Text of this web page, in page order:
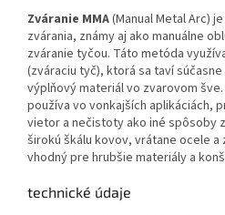
Zváranie MMA(Manual Metal Arc)
zvárania, známy aj ako manuálne
zváranie tyčou. Táto metóda
(zváraciu tyč), ktorá sa taví
výplňový materiál vo zvarovom šve.
používa vo vonkajších aplikáciách,
vietor a nečistoty ako iné spôsoby
širokú škálu kovov, vrátane ocele a
vhodný pre hrubšie materiály a
technické údaje